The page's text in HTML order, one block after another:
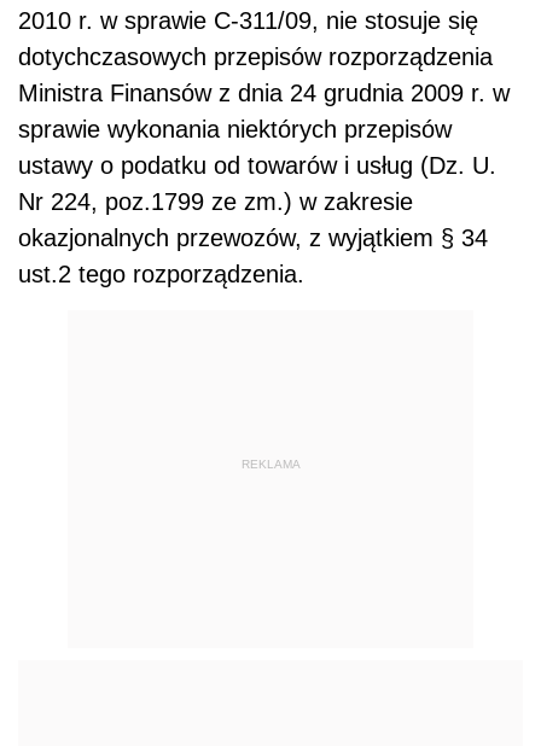
2010 r. w sprawie C-311/09, nie stosuje się
dotychczasowych przepisów rozporządzenia
Ministra Finansów z dnia 24 grudnia 2009 r. w
sprawie wykonania niektórych przepisów
ustawy o podatku od towarów i usług (Dz. U.
Nr 224, poz.1799 ze zm.) w zakresie
okazjonalnych przewozów, z wyjątkiem § 34
ust.2 tego rozporządzenia.
REKLAMA